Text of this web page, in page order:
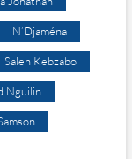
N’Djaména
Saleh Kebzabo
Nguilin